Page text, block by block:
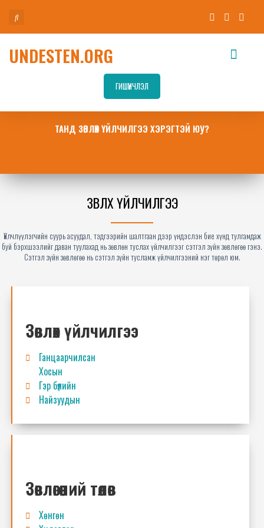
UNDESTEN.ORG
ГИШҮҮНЧЛЭЛ
ТАНД ЗӨВЛӨХ ҮЙЛЧИЛГЭЭ ХЭРЭГТЭЙ ЮУ?
ЗӨВЛӨХ ҮЙЛЧИЛГЭЭ​
Үйлчлүүлэгчийн суурь асуудал, тэдгээрийн шалтгаан дээр үндэслэн бие хүнд тулгамдаж
буй бэрхшээлийг даван туулахад нь зөвлөн туслах үйлчилгээг сэтгэл зүйн зөвлөгөө гэнэ.
Сэтгэл зүйн зөвлөгөө нь сэтгэл зүйн тусламж үйлчилгээний нэг төрөл юм.
Зөвлөх үйлчилгээ
Ганцаарчилсан
Хосын
Гэр бүлийн
Найзуудын
Зөвлөгөөний төлөв
Хөнгөн